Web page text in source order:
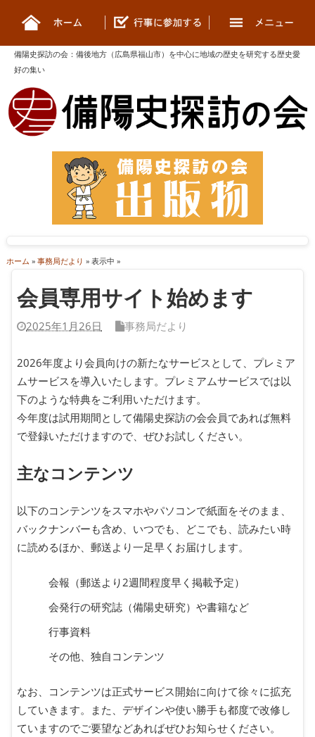
備陽史探訪の会 ： 備後地方（広島県福山市）を中心に地域の歴史を研究する歴史愛
好の集い
ホーム » 事務局だより » 表示中 »
会員専用サイト始めます
2025年1月26日 事務局だより
2026年度より会員向けの新たなサービスとして、プレミア
ムサービスを導入いたします。プレミアムサービスでは以
下のような特典をご利用いただけます。
今年度は試用期間として備陽史探訪の会会員であれば無料
で登録いただけますので、ぜひお試しください。
主なコンテンツ
以下のコンテンツをスマホやパソコンで紙面をそのまま、
バックナンバーも含め、いつでも、どこでも、読みたい時
に読めるほか、郵送より一足早くお届けします。
会報（郵送より2週間程度早く掲載予定）
会発行の研究誌（備陽史研究）や書籍など
行事資料
その他、独自コンテンツ
なお、コンテンツは正式サービス開始に向けて徐々に拡充
していきます。また、デザインや使い勝手も都度で改修し
ていますのでご要望などあればぜひお知らせください。